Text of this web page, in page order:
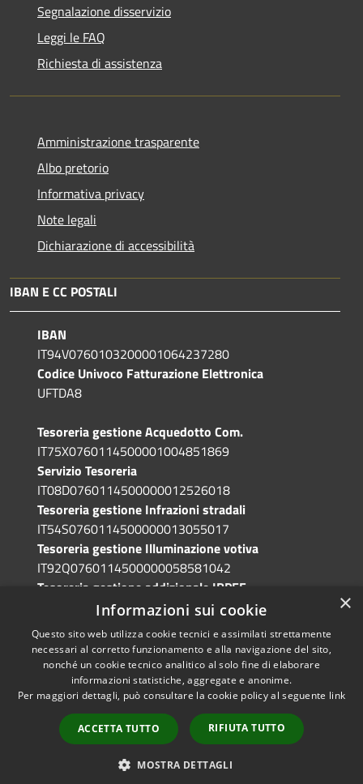
Segnalazione disservizio
Leggi le FAQ
Richiesta di assistenza
Amministrazione trasparente
Albo pretorio
Informativa privacy
Note legali
Dichiarazione di accessibilità
IBAN E CC POSTALI
IBAN
IT94V0760103200001064237280
Codice Univoco Fatturazione Elettronica
UFTDA8
Tesoreria gestione Acquedotto Com.
IT75X0760114500001004851869
Servizio Tesoreria
IT08D0760114500000012526018
Tesoreria gestione Infrazioni stradali
IT54S0760114500000013055017
Tesoreria gestione Illuminazione votiva
IT92Q0760114500000058581042
Tesoreria gestione addizionale IRPEF
IT71A0760114500000086341765
Accessibilità
Copyright © 2026 • Comune di
Grotte di Castro • Powered by
Municipium•
Accesso
redazione
×
Informazioni sui cookie
Questo sito web utilizza cookie tecnici e assimilati strettamente
necessari al corretto funzionamento e alla navigazione del sito,
nonché un cookie tecnico analitico al solo fine di elaborare
informazioni statistiche, aggregate e anonime.
Per maggiori dettagli, può consultare la cookie policy al seguente link
ACCETTA TUTTO RIFIUTA TUTTO
MOSTRA DETTAGLI